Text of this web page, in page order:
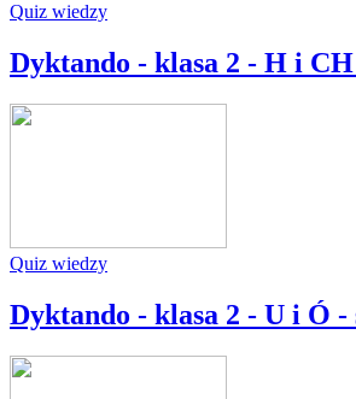
Quiz wiedzy
Dyktando - klasa 2 - H i
Quiz wiedzy
Dyktando - klasa 2 - U i Ó -